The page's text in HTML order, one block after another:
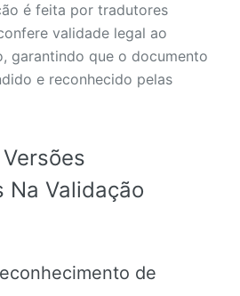
é feita por tradutores
validade legal ao
garantindo que o documento
e reconhecido pelas
Na Validação
de